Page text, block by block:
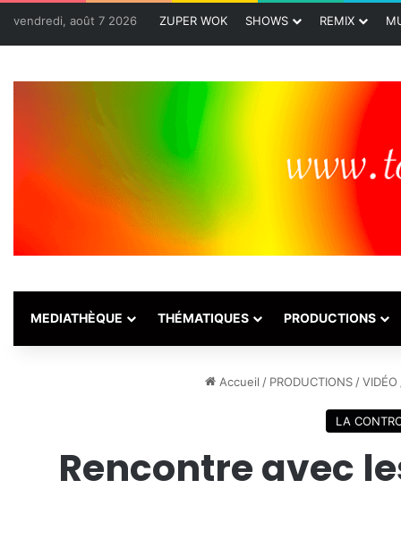
vendredi, août 7 2026 ZUPER WOK SHOWS REMIX
MEDIATHÈQUE THÉMATIQUES PRODUCTIONS
Accueil / PRODUCTIONS/VIDÉO
LA
Rencontre avec